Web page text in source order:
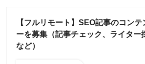
【フルリモート】SEO記事のコン
ーを募集（記事チェック、ライター
など）